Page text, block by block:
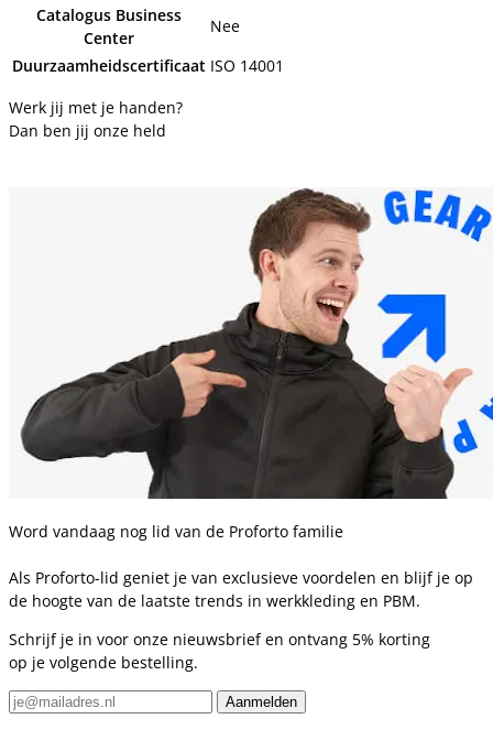
Catalogus Business
Center
Nee
Duurzaamheidscertificaat ISO 14001
Werk jij met je handen?
Dan ben jij onze held
Word vandaag nog lid van de Proforto familie
Als Proforto-lid geniet je van exclusieve voordelen en blijf je op
de hoogte van de laatste trends in werkkleding en PBM.
Schrijf je in voor onze nieuwsbrief en ontvang 5% korting
op je volgende bestelling.